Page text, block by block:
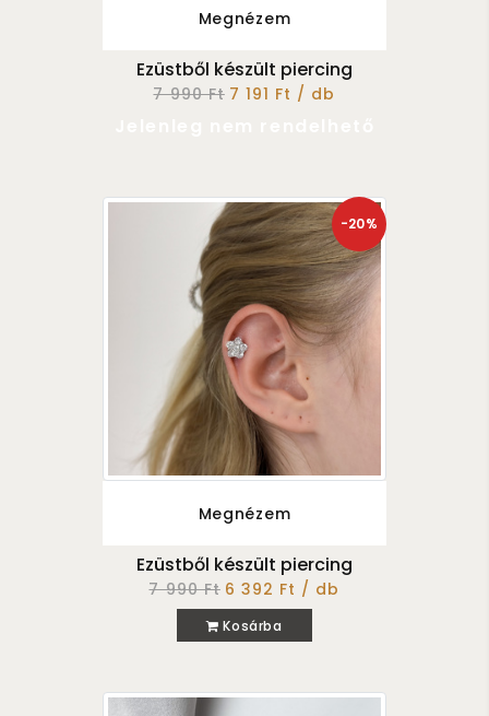
Megnézem
Ezüstből készült piercing
7 990 Ft 7 191 Ft / db
-20%
Megnézem
Ezüstből készült piercing
7 990 Ft 6 392 Ft / db
Kosárba